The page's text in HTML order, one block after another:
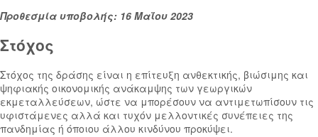
Προθεσμία υποβολής: 16 Μαΐου 2023
Στόχος
Στόχος της δράσης είναι η επίτευξη ανθεκτικής, βιώσιμης και
ψηφιακής οικονομικής ανάκαμψης των γεωργικών
εκμεταλλεύσεων, ώστε να μπορέσουν να αντιμετωπίσουν τις
υφιστάμενες αλλά και τυχόν μελλοντικές συνέπειες της
πανδημίας ή όποιου άλλου κινδύνου προκύψει.